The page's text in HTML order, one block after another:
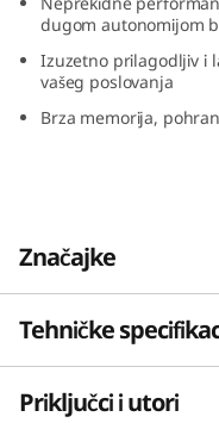
e
)
dugom autonomijom
Izuzetno prilagodljiv i
vašeg poslovanja
Brza memorija,
Značajke
Tehničke
PERFORMANSE
Priključci i utori